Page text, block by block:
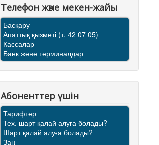
Телефон және мекен-жайы
Басқару
Апаттық қызметі (т. 42 07 05)
Кассалар
Банк және терминалдар
Абоненттер үшін
Тарифтер
Тех. шарт қалай алуға болады?
Шарт қалай алуға болады?
Заң